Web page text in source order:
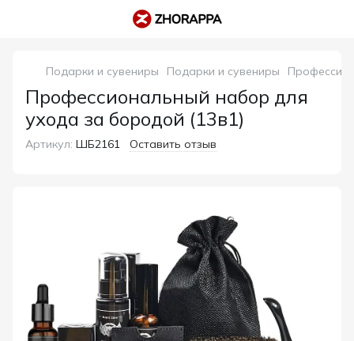
Подарки и сувениры Подарки и сувениры
Профессиональный набор для
ухода за бородой (13в1)
Артикул: ШБ2161 Оставить отзыв